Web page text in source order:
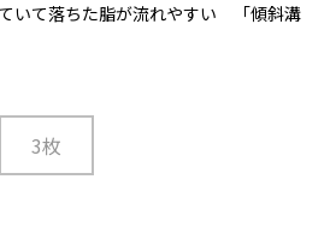
いて落ちた脂が流れやすい 「傾斜溝
3枚